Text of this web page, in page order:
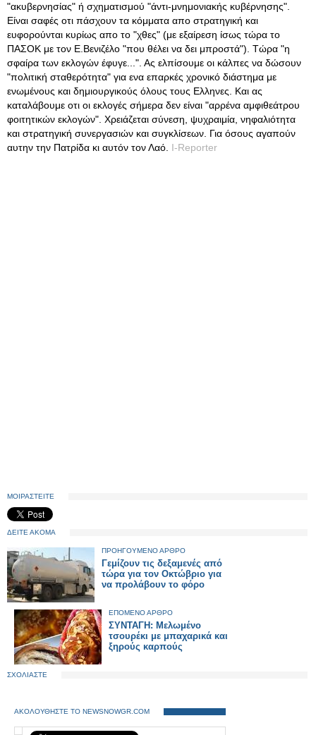
"ακυβερνησίας" ή σχηματισμού "άντι-μνημονιακής κυβέρνησης".
Είναι σαφές οτι πάσχουν τα κόμματα απο στρατηγική και
ευφορούνται κυρίως απο το "χθες" (με εξαίρεση ίσως τώρα το
ΠΑΣΟΚ με τον Ε.Βενιζέλο "που θέλει να δει μπροστά"). Τώρα "η
σφαίρα των εκλογών έφυγε...". Ας ελπίσουμε οι κάλπες να δώσουν
"πολιτική σταθερότητα" για ενα επαρκές χρονικό διάστημα με
ενωμένους και δημιουργικούς όλους τους Ελληνες. Και ας
καταλάβουμε οτι οι εκλογές σήμερα δεν είναι "αρρένα αμφιθεάτρου
φοιτητικών εκλογών". Χρειάζεται σύνεση, ψυχραιμία, νηφαλιότητα
και στρατηγική συνεργασιών και συγκλίσεων. Για όσους αγαπούν
αυτην την Πατρίδα κι αυτόν τον Λαό. I-Reporter
ΜΟΙΡΑΣΤΕΙΤΕ
ΔΕΙΤΕ ΑΚΟΜΑ
ΠΡΟΗΓΟΥΜΕΝΟ ΑΡΘΡΟ
Γεμίζουν τις δεξαμενές από
τώρα για τον Οκτώβριο για
να προλάβουν το φόρο
ΕΠΟΜΕΝΟ ΑΡΘΡΟ
ΣΥΝΤΑΓΗ: Μελωμένο
τσουρέκι με μπαχαρικά και
ξηρούς καρπούς
ΣΧΟΛΙΑΣΤΕ
ΑΚΟΛΟΥΘΗΣΤΕ ΤΟ NEWSNOWGR.COM